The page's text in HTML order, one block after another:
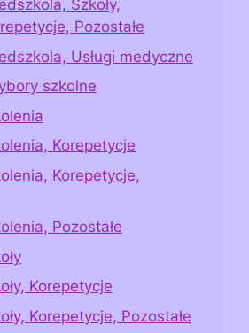
Szkoły,
Pozostałe
Usługi medyczne
szkolne
Korepetycje
Korepetycje,
Pozostałe
Korepetycje
Korepetycje, Pozostałe